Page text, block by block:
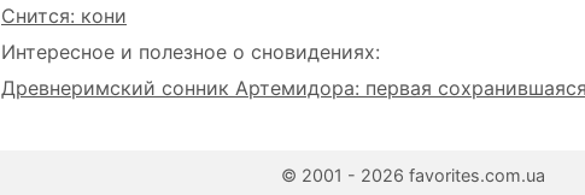
Снится: кони
Интересное и полезное о сновидениях:
Древнеримский сонник Артемидора: первая
© 2001 - 2026 favorites.com.ua